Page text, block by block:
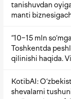
tanishuvdan
manti
“10−15 mln
Toshkentda
qilinishi haqida.
KotibAI:
shevalarni